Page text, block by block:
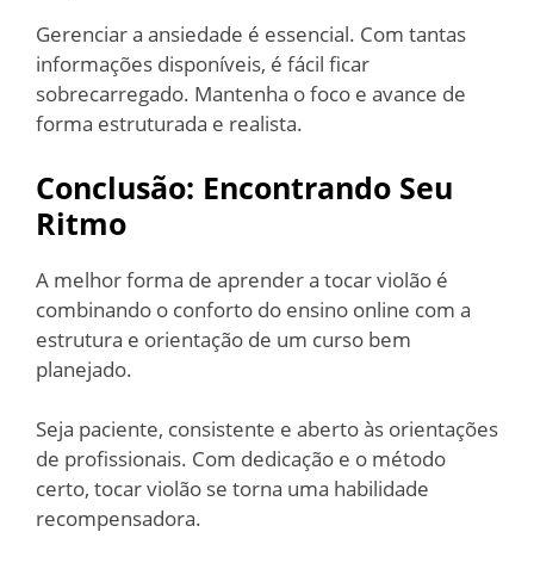
Gerenciar a ansiedade é essencial. Com tantas
informações disponíveis, é fácil ficar
sobrecarregado. Mantenha o foco e avance de
forma estruturada e realista.
Conclusão: Encontrando Seu
Ritmo
A melhor forma de aprender a tocar violão é
combinando o conforto do ensino online com a
estrutura e orientação de um curso bem
planejado.
Seja paciente, consistente e aberto às orientações
de profissionais. Com dedicação e o método
certo, tocar violão se torna uma habilidade
recompensadora.